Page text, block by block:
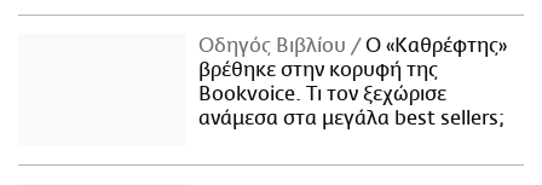
Οδηγός Βιβλίου
Ο «Καθρέφτης»
βρέθηκε στην κορυφή της
Bookvoice. Τι τον ξεχώρισε
ανάμεσα στα μεγάλα best sellers;